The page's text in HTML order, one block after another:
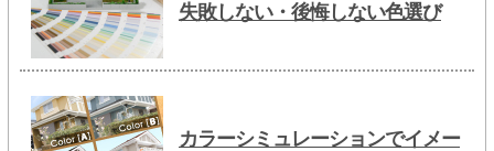
失敗しない・後悔しない色選び
カラーシミュレーションでイメー